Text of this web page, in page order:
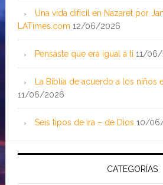
Una vida difícil en Nazaret por
LATimes.com 12/06/2026
Pensaste que era igual a ti 11/
La Biblia de acuerdo a los niños
11/06/2026
Seis tipos de ira – de Dios 10/
CATEGORÍAS